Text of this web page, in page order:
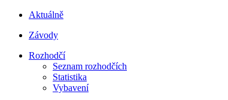
Aktuálně
Závody
Rozhodčí
Seznam rozhodčích
Statistika
Vybavení